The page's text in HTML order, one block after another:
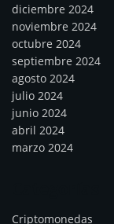
diciembre 2024
noviembre 2024
octubre 2024
septiembre 2024
agosto 2024
julio 2024
junio 2024
abril 2024
marzo 2024
Criptomonedas